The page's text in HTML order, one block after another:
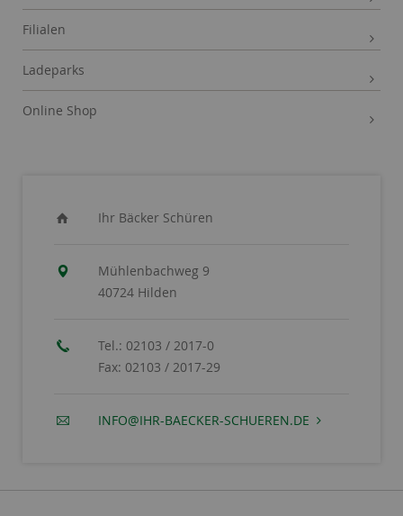
Filialen
Ladeparks
Online Shop
Ihr Bäcker Schüren
Mühlenbachweg 9
40724 Hilden
Tel.: 02103 / 2017-0
Fax: 02103 / 2017-29
INFO@IHR-BAECKER-SCHUEREN.DE